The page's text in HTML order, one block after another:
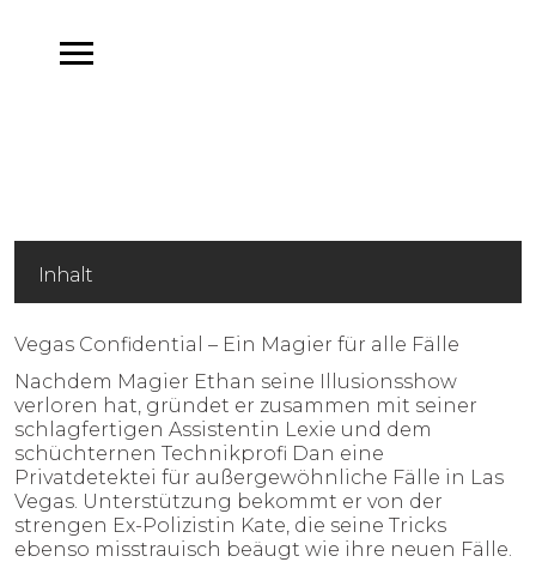
Inhalt
Vegas Confidential – Ein Magier für alle Fälle
Nachdem Magier Ethan seine Illusionsshow
verloren hat, gründet er zusammen mit seiner
schlagfertigen Assistentin Lexie und dem
schüchternen Technikprofi Dan eine
Privatdetektei für außergewöhnliche Fälle in Las
Vegas. Unterstützung bekommt er von der
strengen Ex-Polizistin Kate, die seine Tricks
ebenso misstrauisch beäugt wie ihre neuen Fälle.